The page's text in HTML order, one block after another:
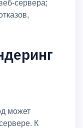
сервера;
К